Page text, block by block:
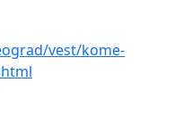
vest/kome-